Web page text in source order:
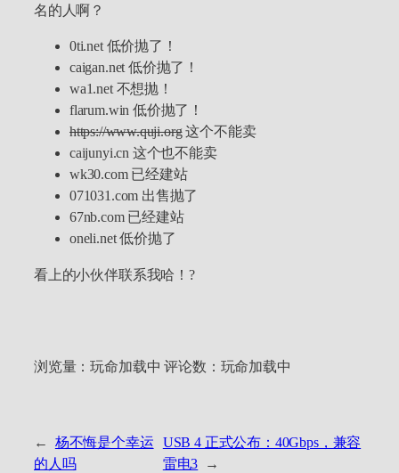
名的人啊？
0ti.net 低价抛了！
caigan.net 低价抛了！
wa1.net 不想抛！
flarum.win 低价抛了！
https://www.quji.org这个不能卖
caijunyi.cn 这个也不能卖
wk30.com 已经建站
071031.com 出售抛了
67nb.com 已经建站
oneli.net 低价抛了
看上的小伙伴联系我哈！?
浏览量：玩命加载中 评论数： 玩命加载中
←
杨不悔是个幸运
的人吗
USB 4 正式公布：40Gbps，兼容
雷电3
→